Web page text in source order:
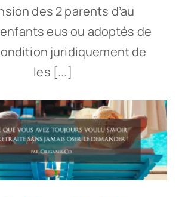
des 2 parents d’au
eus ou adoptés de
juridiquement de
les [...]